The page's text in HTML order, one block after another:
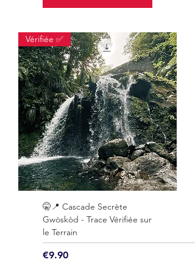
Vérifiée ✅
🤫📍 Cascade Secrète
Gwòskòd - Trace Vérifiée sur
le Terrain
Price
€9.90